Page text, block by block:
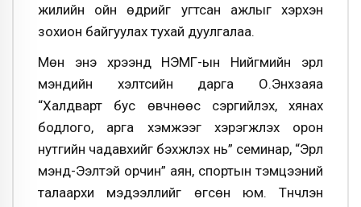
жилийн ойн өдрийг угтсан ажлыг хэрхэн
зохион байгуулах тухай дуулгалаа.
Мөн энэ хүрээнд НЭМГ-ын Нийгмийн эрүүл
мэндийн хэлтсийн дарга О.Энхзаяа
“Халдварт бус өвчнөөс сэргийлэх, хянах
бодлого, арга хэмжээг хэрэгжүүлэх орон
нутгийн чадавхийг бэхжүүлэх нь” семинар, “Эрүүл
мэнд-Ээлтэй орчин” аян, спортын тэмцээний
талаархи мэдээллийг өгсөн юм. Түүнчлэн